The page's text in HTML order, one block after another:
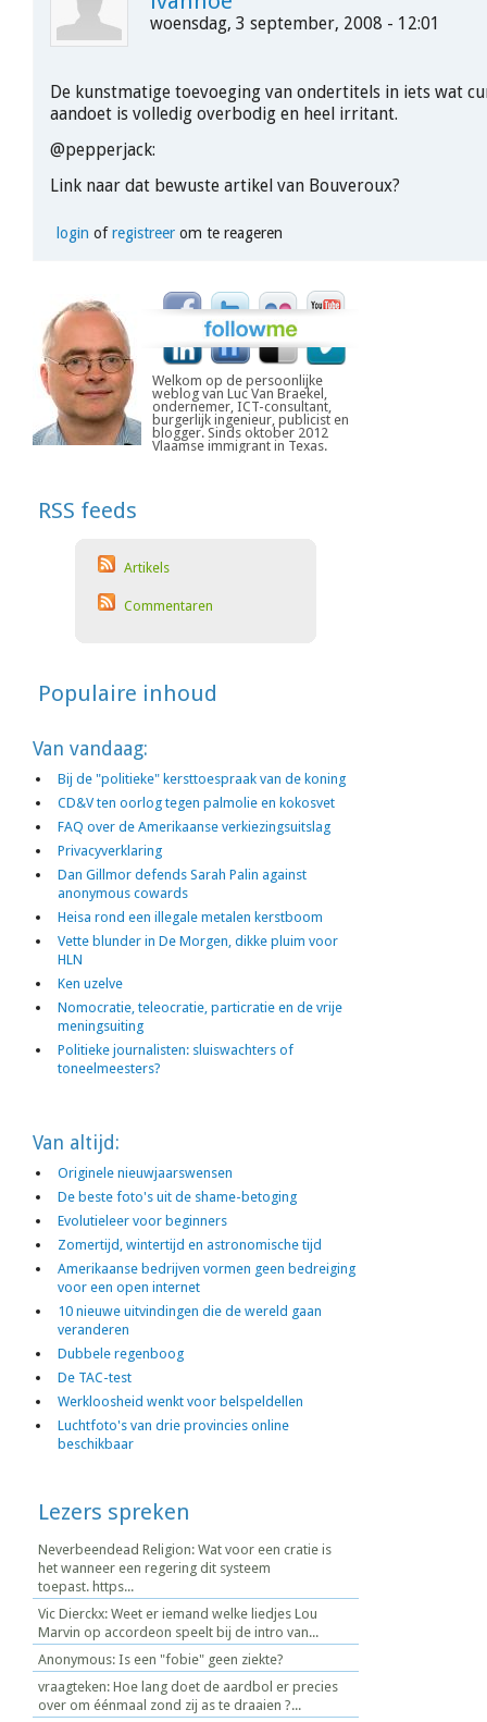
woensdag, 3 september, 2008 - 12:01
De kunstmatige toevoeging van ondertitels in iets wat
aandoet is volledig overbodig en heel irritant.
@pepperjack:
Link naar dat bewuste artikel van Bouveroux?
login ofregistreerom te reageren
Welkom op de persoonlijke
weblog van Luc Van Braekel,
ondernemer, ICT-consultant,
burgerlijk ingenieur, publicist en
blogger. Sinds oktober 2012
Vlaamse immigrant in Texas.
RSS feeds
Artikels
Commentaren
Populaire inhoud
Van vandaag:
Bij de "politieke" kersttoespraak van de koning
CD&V ten oorlog tegen palmolie en kokosvet
FAQ over de Amerikaanse verkiezingsuitslag
Privacyverklaring
Dan Gillmor defends Sarah Palin against
anonymous cowards
Heisa rond een illegale metalen kerstboom
Vette blunder in De Morgen, dikke pluim voor
HLN
Ken uzelve
Nomocratie, teleocratie, particratie en de vrije
meningsuiting
Politieke journalisten: sluiswachters of
toneelmeesters?
Van altijd:
Originele nieuwjaarswensen
De beste foto's uit de shame-betoging
Evolutieleer voor beginners
Zomertijd, wintertijd en astronomische tijd
Amerikaanse bedrijven vormen geen bedreiging
voor een open internet
10 nieuwe uitvindingen die de wereld gaan
veranderen
Dubbele regenboog
De TAC-test
Werkloosheid wenkt voor belspeldellen
Luchtfoto's van drie provincies online
beschikbaar
Lezers spreken
Neverbeendead Religion: Wat voor een cratie is
het wanneer een regering dit systeem
toepast. https...
Vic Dierckx: Weet er iemand welke liedjes Lou
Marvin op accordeon speelt bij de intro van...
Anonymous: Is een "fobie" geen ziekte?
vraagteken: Hoe lang doet de aardbol er precies
over om éénmaal zond zij as te draaien ?...